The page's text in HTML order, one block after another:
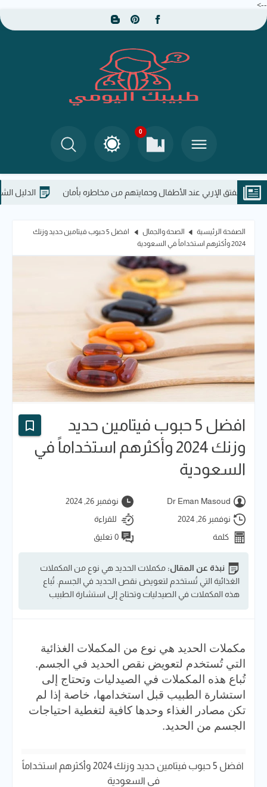
-->
0
الإربي عند الأطفال وحمايتهم من مخاطره بأمان الدليل الشامل: مخاطر
الصفحة الرئيسية الصحة والجمال
افضل 5 حبوب فيتامين حديد​ وزنك
2024 وأكثرهم استخداماً في السعودية
افضل 5 حبوب فيتامين حديد​
وزنك 2024 وأكثرهم استخداماً في
السعودية
Dr Eman Masoud
نوفمبر 26, 2024
نوفمبر 26, 2024
للقراءة
كلمة
0 تعليق
نبذة عن المقال: مكملات الحديد هي نوع من المكملات
الغذائية التي تُستخدم لتعويض نقص الحديد في الجسم. تُباع
هذه المكملات في الصيدليات وتحتاج إلى استشارة الطبيب
مكملات الحديد هي نوع من المكملات الغذائية
التي تُستخدم لتعويض نقص الحديد في الجسم.
تُباع هذه المكملات في الصيدليات وتحتاج إلى
استشارة الطبيب قبل استخدامها، خاصة إذا لم
تكن مصادر الغذاء وحدها كافية لتغطية احتياجات
الجسم من الحديد.
افضل 5 حبوب فيتامين حديد​ وزنك 2024 وأكثرهم استخداماً
في السعودية